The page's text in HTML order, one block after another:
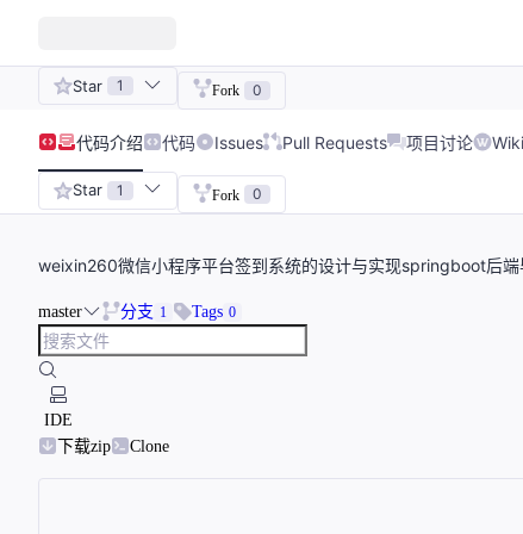
Star 1 Fork 0
代码介绍 代码 Issues Pull Requests 项目讨论 Wiki
Star 1 Fork 0
weixin260微信小程序平台签到系统的设计与实现springboot后端
master 分支 1 Tags 0
IDE
下载zip
Clone